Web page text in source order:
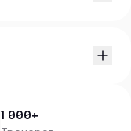
1 000+